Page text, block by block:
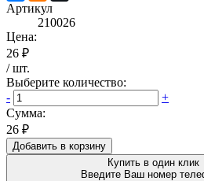
Артикул
210026
Цена:
26 ₽
/шт.
Выберите количество:
-
+
Сумма:
26 ₽
Добавить в корзину
Купить в один клик
Введите Ваш номер